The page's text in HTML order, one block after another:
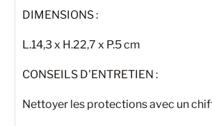
DIMENSIONS :
L.14,3 x H.22,7 x P.5 cm
CONSEILS D'ENTRETIEN :
Nettoyer les protections avec un